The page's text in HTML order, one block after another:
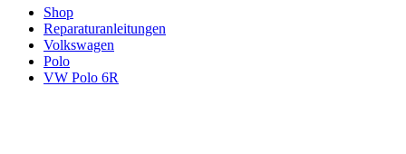
Shop
Reparaturanleitungen
Volkswagen
Polo
VW Polo 6R